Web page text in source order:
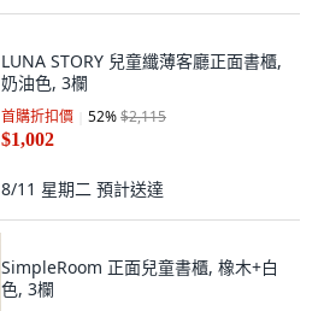
LUNA STORY 兒童纖薄客廳正面書櫃,
奶油色, 3欄
首購折扣價 52%$2,115
$1,002
8/11 星期二 預計送達
SimpleRoom 正面兒童書櫃, 橡木+白
色, 3欄